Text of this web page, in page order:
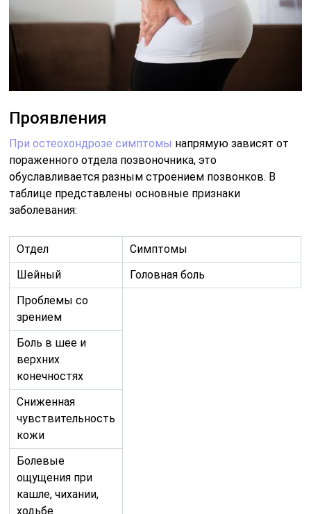
Проявления
При остеохондрозе симптомы напрямую зависят от
пораженного отдела позвоночника, это
обуславливается разным строением позвонков. В
таблице представлены основные признаки
заболевания:
Отдел
Симптомы
Шейный
Головная боль
Проблемы со
зрением
Боль в шее и
верхних
конечностях
Сниженная
чувствительность
кожи
Болевые
ощущения при
кашле, чихании,
ходьбе